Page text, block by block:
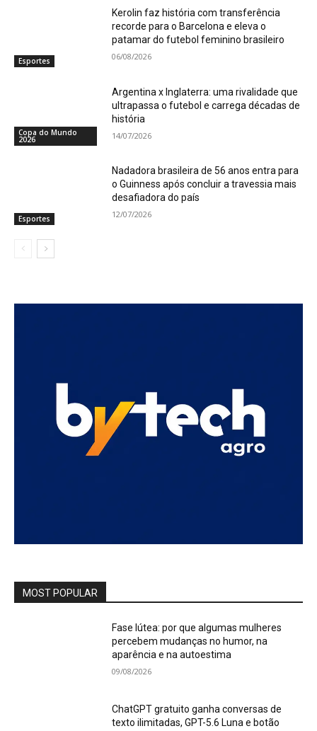
Esportes
Kerolin faz história com transferência
recorde para o Barcelona e eleva o
patamar do futebol feminino brasileiro
06/08/2026
Copa do Mundo
2026
Argentina x Inglaterra: uma rivalidade que
ultrapassa o futebol e carrega décadas de
história
14/07/2026
Esportes
Nadadora brasileira de 56 anos entra para
o Guinness após concluir a travessia mais
desafiadora do país
12/07/2026
MOST POPULAR
Fase lútea: por que algumas mulheres
percebem mudanças no humor, na
aparência e na autoestima
09/08/2026
ChatGPT gratuito ganha conversas de
texto ilimitadas, GPT-5.6 Luna e botão